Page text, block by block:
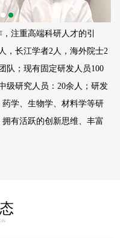
注重高端科研人才的引
，长江学者2人，海外院士2
队；现有固定研发人员100
级研究人员：20余人；研发
学、生物学、材料学等研
有活跃的创新思维、丰富